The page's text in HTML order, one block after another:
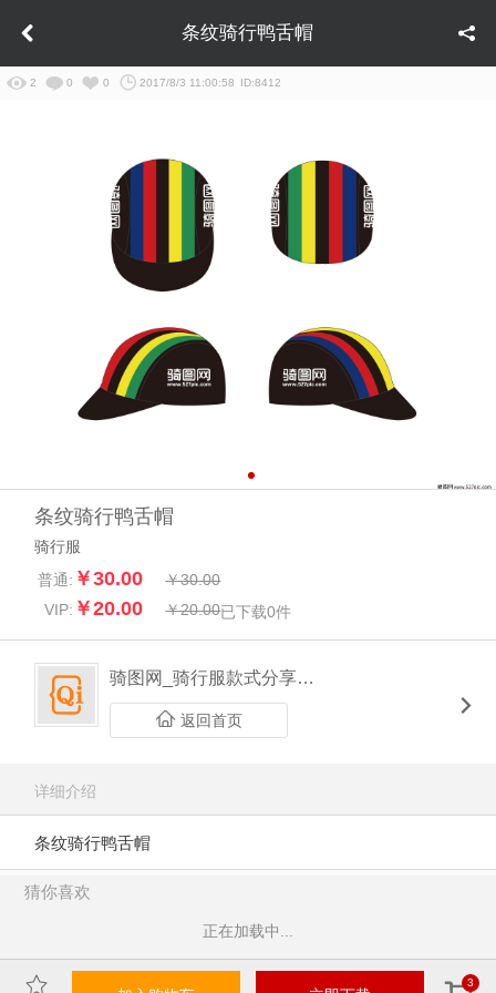
条纹骑行鸭舌帽
2 0 0 2017/8/3 11:00:58 ID:8412
条纹骑行鸭舌帽
骑行服
普通: ￥30.00
￥30.00
VIP: ￥20.00 ￥20.00已下载0件
骑图网_骑行服款式分享平台
返回首页
详细介绍
条纹骑行鸭舌帽
猜你喜欢
正在加载中...
3